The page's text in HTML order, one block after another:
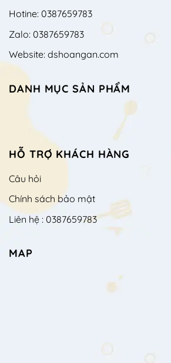
Hotine: 0387659783
Zalo: 0387659783
Website: dshoangan.com
DANH MỤC SẢN PHẨM
HỖ TRỢ KHÁCH HÀNG
Câu hỏi
Chính sách bảo mật
Liên hệ : 0387659783
MAP